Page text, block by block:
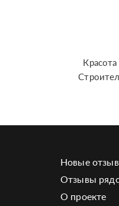
Новые
Отзывы
О проекте